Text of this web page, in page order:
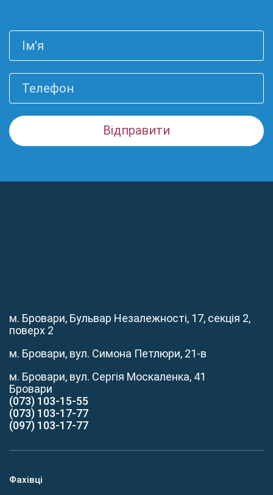
м. Бровари, Бульвар Незалежності, 17, секція 2,
поверх 2
м. Бровари, вул. Симона Петлюри, 21-в
м. Бровари, вул. Сергія Москаленка, 41
Бровари
(073) 103-15-55
(073) 103-17-77
(097) 103-17-77
Фахівці